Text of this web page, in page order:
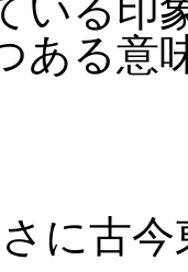
いる印
ある意
に古今